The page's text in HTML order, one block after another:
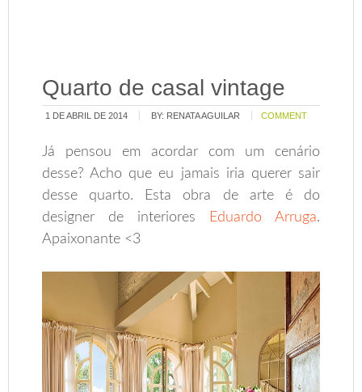
Quarto de casal vintage
1 DE ABRIL DE 2014 BY: RENATA AGUILAR COMMENT
Já pensou em acordar com um cenário
desse? Acho que eu jamais iria querer sair
desse quarto. Esta obra de arte é do
designer de interiores
Eduardo Arruga.
Apaixonante <3